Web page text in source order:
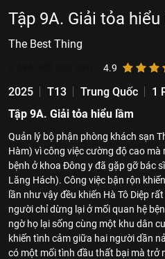
Tập 9A. Giải tỏa hiểu
The Best Thing
4.9
2025 T13 Trung Quốc 1
Tập 9A. Giải tỏa hiểu lầm
Quản lý bộ phận phòng khách sạn
Hàm) vì công việc cường độ cao
bệnh ở khoa Đông y đã gặp gỡ bác
Lăng Hách). Công việc bận rộn
lần như vậy đều khiến Hà Tô Diệp
người chỉ dừng lại ở mối quan hệ
ngờ họ lại sống cùng một khu dân
khiến tình cảm giữa hai người dần
có một mối tình đầu thất bại mà trở